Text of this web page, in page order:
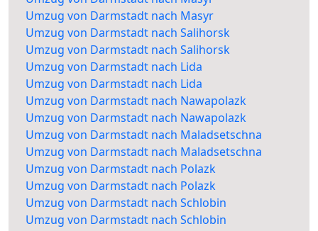
Umzug von Darmstadt nach Masyr
Umzug von Darmstadt nach Salihorsk
Umzug von Darmstadt nach Salihorsk
Umzug von Darmstadt nach Lida
Umzug von Darmstadt nach Lida
Umzug von Darmstadt nach Nawapolazk
Umzug von Darmstadt nach Nawapolazk
Umzug von Darmstadt nach Maladsetschna
Umzug von Darmstadt nach Maladsetschna
Umzug von Darmstadt nach Polazk
Umzug von Darmstadt nach Polazk
Umzug von Darmstadt nach Schlobin
Umzug von Darmstadt nach Schlobin